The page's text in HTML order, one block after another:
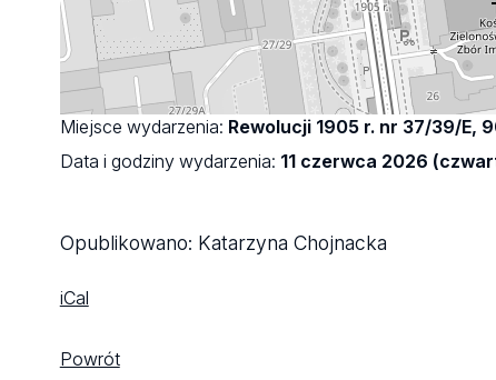
Miejsce wydarzenia: Rewolucji 1905 r. nr 37/39/E,
Data i godziny wydarzenia: 11 czerwca 2026
Opublikowano: Katarzyna Chojnacka
iCal
Powrót